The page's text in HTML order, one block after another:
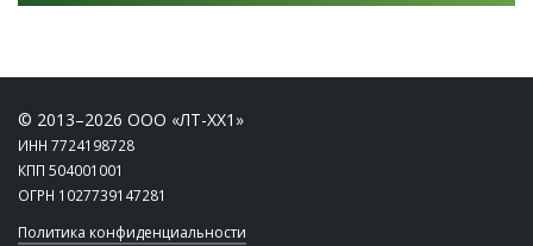
© 2013–2026 ООО «ЛТ-ХХ1»
ИНН 7724198728
КПП 504001001
ОГРН 1027739147281
Политика конфиденциальности